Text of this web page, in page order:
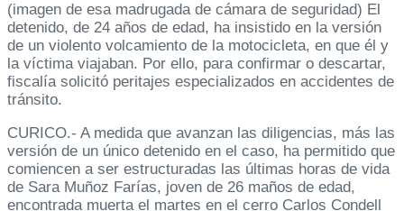
(imagen de esa madrugada de cámara de seguridad) El
detenido, de 24 años de edad, ha insistido en la versión
de un violento volcamiento de la motocicleta, en que él y
la víctima viajaban. Por ello, para confirmar o descartar,
fiscalía solicitó peritajes especializados en accidentes de
tránsito.
CURICO.- A medida que avanzan las diligencias, más las
versión de un único detenido en el caso, ha permitido que
comiencen a ser estructuradas las últimas horas de vida
de Sara Muñoz Farías, joven de 26 maños de edad,
encontrada muerta el martes en el cerro Carlos Condell